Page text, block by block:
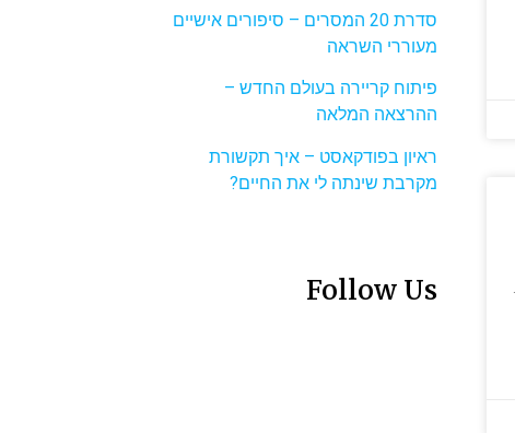
סדרת 20 המסרים – סיפורים אישיים
מעוררי השראה
פיתוח קריירה בעולם החדש –
ההרצאה המלאה
ראיון בפודקאסט – איך תקשורת
מקרבת שינתה לי את החיים?
Follow Us